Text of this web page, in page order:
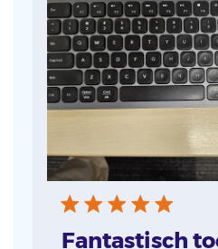
Fantastisch